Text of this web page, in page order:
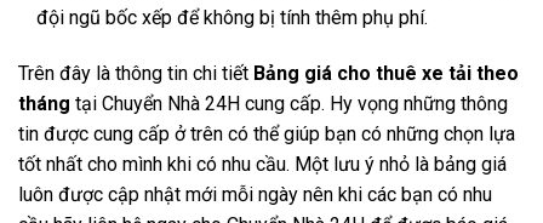
đội ngũ bốc xếp để không bị tính thêm phụ phí.
Trên đây là thông tin chi tiết Bảng giá cho thuê xe tải theo
tháng tại Chuyển Nhà 24H cung cấp. Hy vọng những thông
tin được cung cấp ở trên có thể giúp bạn có những chọn lựa
tốt nhất cho mình khi có nhu cầu. Một lưu ý nhỏ là bảng giá
luôn được cập nhật mới mỗi ngày nên khi các bạn có nhu